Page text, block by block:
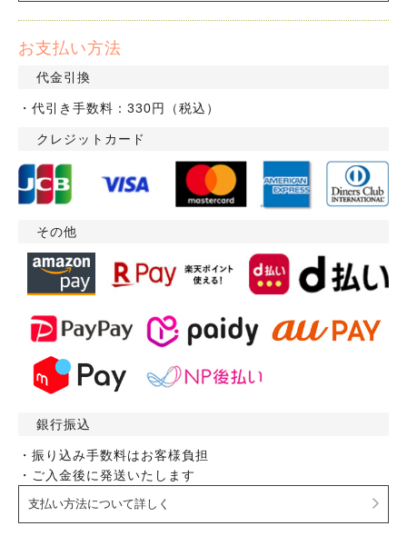
お支払い方法
代金引換
・代引き手数料：330円（税込）
クレジットカード
その他
銀行振込
・振り込み手数料はお客様負担
・ご入金後に発送いたします
支払い方法について詳しく